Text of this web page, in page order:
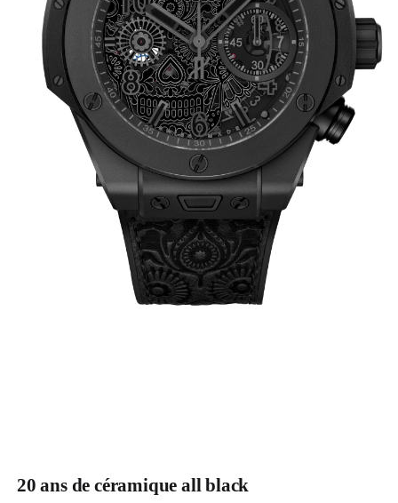
20 ans de céramique all black